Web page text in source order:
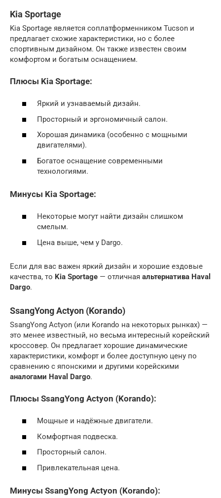
Kia Sportage
Kia Sportage является соплатформенником Tucson и
предлагает схожие характеристики, но с более
спортивным дизайном. Он также известен своим
комфортом и богатым оснащением.
Плюсы Kia Sportage:
Яркий и узнаваемый дизайн.
Просторный и эргономичный салон.
Хорошая динамика (особенно с мощными
двигателями).
Богатое оснащение современными
технологиями.
Минусы Kia Sportage:
Некоторые могут найти дизайн слишком
смелым.
Цена выше, чем у Dargo.
Если для вас важен яркий дизайн и хорошие ездовые
качества, то Kia Sportage — отличная альтернатива Haval
Dargo.
SsangYong Actyon (Korando)
SsangYong Actyon (или Korando на некоторых рынках) —
это менее известный, но весьма интересный корейский
кроссовер. Он предлагает хорошие динамические
характеристики, комфорт и более доступную цену по
сравнению с японскими и другими корейскими
аналогами Haval Dargo.
Плюсы SsangYong Actyon (Korando):
Мощные и надёжные двигатели.
Комфортная подвеска.
Просторный салон.
Привлекательная цена.
Минусы SsangYong Actyon (Korando):